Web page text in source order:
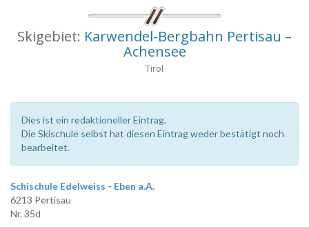
Skigebiet: Karwendel-Bergbahn Pertisau –
Achensee
Tirol
Dies ist ein redaktioneller Eintrag.
Die Skischule selbst hat diesen Eintrag weder bestätigt noch
bearbeitet.
Schischule Edelweiss - Eben a.A.
6213 Pertisau
Nr. 35d